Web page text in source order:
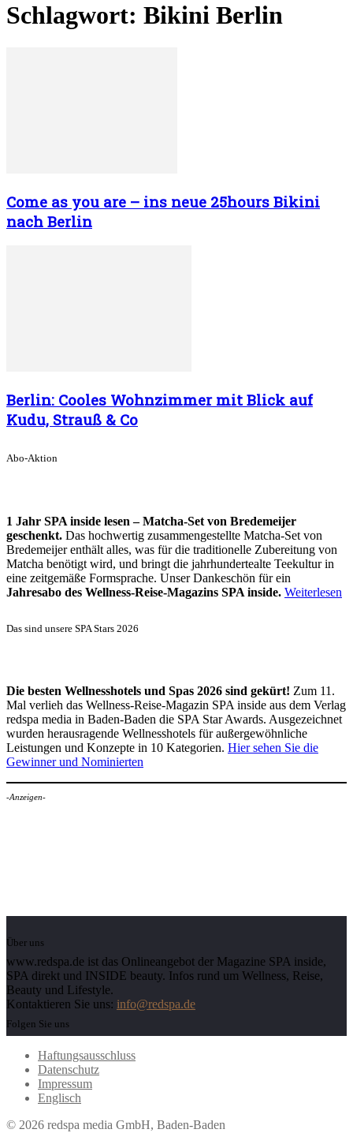
Schlagwort: Bikini Berlin
Come as you are – ins neue 25hours Bikini
nach Berlin
Berlin: Cooles Wohnzimmer mit Blick auf
Kudu, Strauß & Co
Abo-Aktion
1 Jahr SPA inside lesen – Matcha-Set von Bredemeijer
geschenkt. Das hochwertig zusammengestellte Matcha-Set von
Bredemeijer enthält alles, was für die traditionelle Zubereitung von
Matcha benötigt wird, und bringt die jahrhundertealte Teekultur in
eine zeitgemäße Formsprache. Unser Dankeschön für ein
Jahresabo des Wellness-Reise-Magazins SPA inside. Weiterlesen
Das sind unsere SPA Stars 2026
Die besten Wellnesshotels und Spas 2026 sind gekürt! Zum 11.
Mal verlieh das Wellness-Reise-Magazin SPA inside aus dem Verlag
redspa media in Baden-Baden die SPA Star Awards. Ausgezeichnet
wurden herausragende Wellnesshotels für außergewöhnliche
Leistungen und Konzepte in 10 Kategorien. Hier sehen Sie die
Gewinner und Nominierten
-Anzeigen-
Über uns
www.redspa.de ist das Onlineangebot der Magazine SPA inside,
SPA direkt und INSIDE beauty. Infos rund um Wellness, Reise,
Beauty und Lifestyle.
Kontaktieren Sie uns: info@redspa.de
Folgen Sie uns
Haftungsausschluss
Datenschutz
Impressum
Englisch
© 2026 redspa media GmbH, Baden-Baden